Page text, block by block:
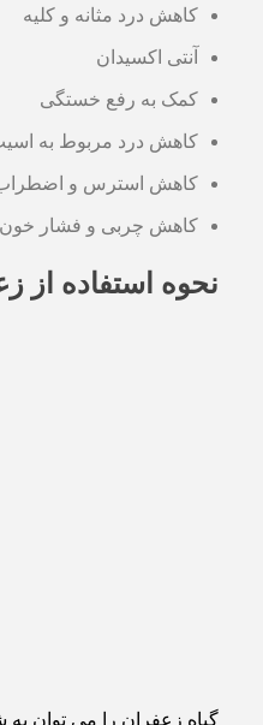
کاهش درد مثانه و کلیه
آنتی اکسیدان
کمک به رفع خستگی
کاهش درد مربوط به
کاهش استرس و
کاهش چربی و فشار خون
نحوه استفاده از
گیاه زعفران را می توان